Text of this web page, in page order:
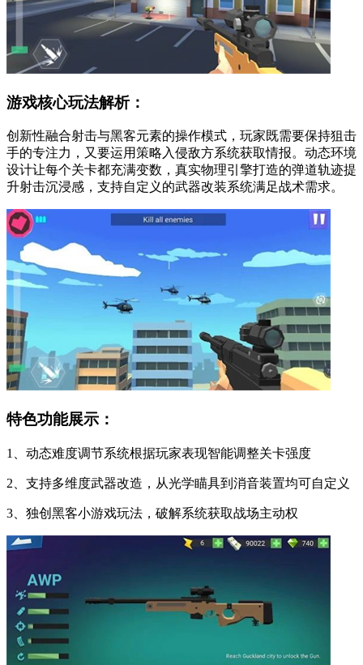
游戏核心玩法解析：
创新性融合射击与黑客元素的操作模式，玩家既需要保持狙击
手的专注力，又要运用策略入侵敌方系统获取情报。动态环境
设计让每个关卡都充满变数，真实物理引擎打造的弹道轨迹提
升射击沉浸感，支持自定义的武器改装系统满足战术需求。
特色功能展示：
1、动态难度调节系统根据玩家表现智能调整关卡强度
2、支持多维度武器改造，从光学瞄具到消音装置均可自定义
3、独创黑客小游戏玩法，破解系统获取战场主动权